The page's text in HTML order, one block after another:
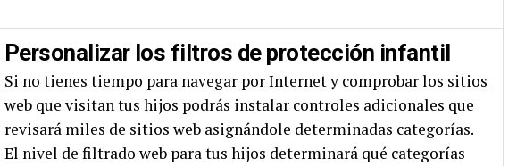
Personalizar los filtros de protección infantil
Si no tienes tiempo para navegar por Internet y comprobar los sitios
web que visitan tus hijos podrás instalar controles adicionales que
revisará miles de sitios web asignándole determinadas categorías.
El nivel de filtrado web para tus hijos determinará qué categorías